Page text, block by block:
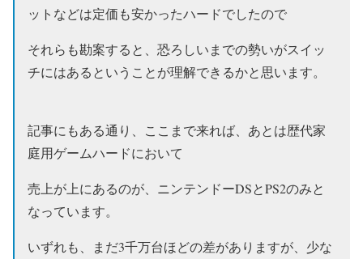
ットなどは定価も安かったハードでしたので
それらも勘案すると、恐ろしいまでの勢いがスイッ
チにはあるということが理解できるかと思います。
記事にもある通り、ここまで来れば、あとは歴代家
庭用ゲームハードにおいて
売上が上にあるのが、ニンテンドーDSとPS2のみと
なっています。
いずれも、まだ3千万台ほどの差がありますが、少な